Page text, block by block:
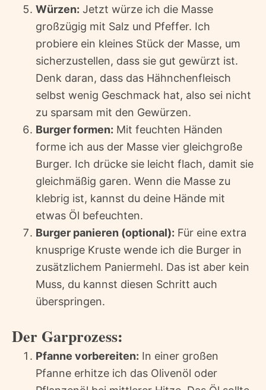
Würzen: Jetzt würze ich die Masse
großzügig mit Salz und Pfeffer. Ich
probiere ein kleines Stück der Masse, um
sicherzustellen, dass sie gut gewürzt ist.
Denk daran, dass das Hähnchenfleisch
selbst wenig Geschmack hat, also sei nicht
zu sparsam mit den Gewürzen.
Burger formen: Mit feuchten Händen
forme ich aus der Masse vier gleichgroße
Burger. Ich drücke sie leicht flach, damit sie
gleichmäßig garen. Wenn die Masse zu
klebrig ist, kannst du deine Hände mit
etwas Öl befeuchten.
Burger panieren (optional): Für eine extra
knusprige Kruste wende ich die Burger in
zusätzlichem Paniermehl. Das ist aber kein
Muss, du kannst diesen Schritt auch
überspringen.
Der Garprozess:
Pfanne vorbereiten: In einer großen
Pfanne erhitze ich das Olivenöl oder